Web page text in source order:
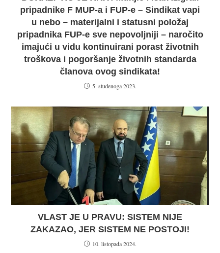
pripadnike F MUP-a i FUP-e – Sindikat vapi
u nebo – materijalni i statusni položaj
pripadnika FUP-e sve nepovoljniji – naročito
imajući u vidu kontinuirani porast životnih
troškova i pogoršanje životnih standarda
članova ovog sindikata!
5. studenoga 2023.
VLAST JE U PRAVU: SISTEM NIJE
ZAKAZAO, JER SISTEM NE POSTOJI!
10. listopada 2024.